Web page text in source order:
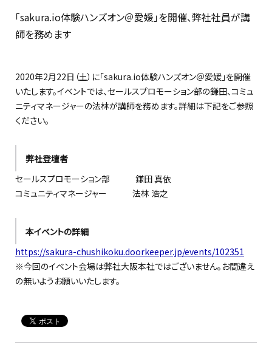
「sakura.io体験ハンズオン＠愛媛」を開催、弊社社員が講
師を務めます
2020年2月22日（土）に「sakura.io体験ハンズオン＠愛媛」を開催
いたします。イベントでは、セールスプロモーション部の鎌田、コミュ
ニティマネージャーの法林が講師を務めます。詳細は下記をご参照
ください。
弊社登壇者
セールスプロモーション部 鎌田 真依
コミュニティマネージャー 法林 浩之
本イベントの詳細
https://sakura-chushikoku.doorkeeper.jp/events/102351
※今回のイベント会場は弊社大阪本社ではございません。お間違え
の無いようお願いいたします。